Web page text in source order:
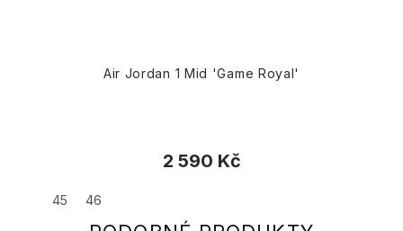
Air Jordan 1 Mid 'Game Royal'
2 590 Kč
45 46